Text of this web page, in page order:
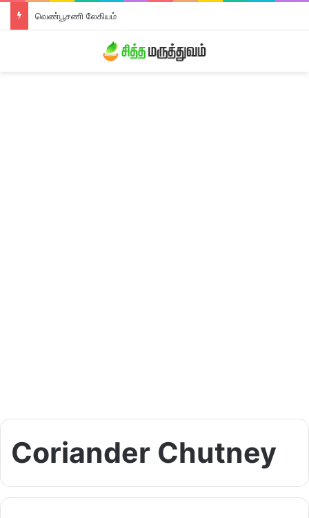
வெண்பூசணி லேகியம்
Coriander Chutney